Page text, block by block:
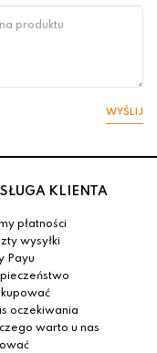
WYŚLIJ
KLIENTA
płatności
wysyłki
Payu
kupować
oczekiwania
warto u nas